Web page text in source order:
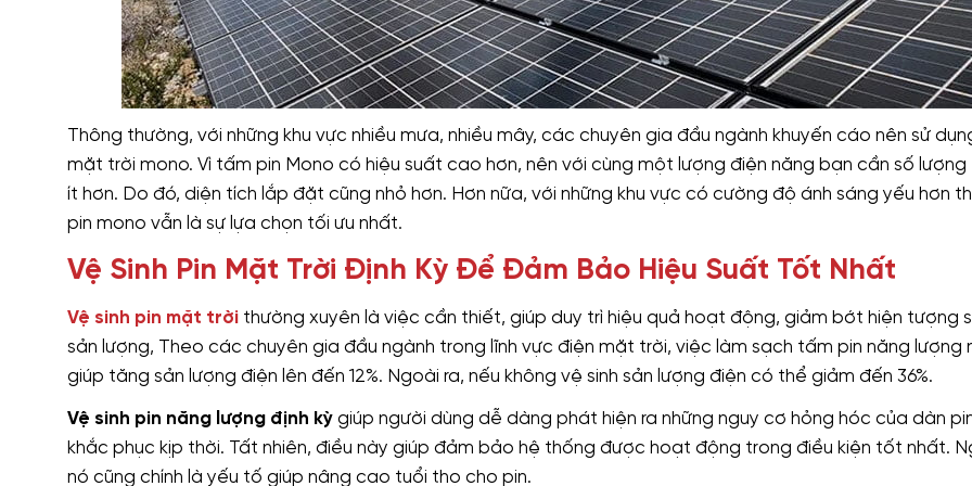
Thông thường, với những khu vực nhiều mưa, nhiều mây, các chuyên gia đầu ngành khuyến cáo nên sử
mặt trời mono. Vì tấm pin Mono có hiệu suất cao hơn, nên với cùng một lượng điện năng bạn cần số
ít hơn. Do đó, diện tích lắp đặt cũng nhỏ hơn. Hơn nữa, với những khu vực có cường độ ánh sáng yếu hơn
pin mono vẫn là sự lựa chọn tối ưu nhất.
Vệ Sinh Pin Mặt Trời Định Kỳ Để Đảm Bảo Hiệu Suất Tốt Nhất
Vệ sinh pin mặt trời thường xuyên là việc cần thiết, giúp duy trì hiệu quả hoạt động, giảm bớt hiện tượng
sản lượng, Theo các chuyên gia đầu ngành trong lĩnh vực điện mặt trời, việc làm sạch tấm pin năng lượng
giúp tăng sản lượng điện lên đến 12%. Ngoài ra, nếu không vệ sinh sản lượng điện có thể giảm đến 36%.
Vệ sinh pin năng lượng định kỳ giúp người dùng dễ dàng phát hiện ra những nguy cơ hỏng hóc của dàn
khắc phục kịp thời. Tất nhiên, điều này giúp đảm bảo hệ thống được hoạt động trong điều kiện tốt nhất.
nó cũng chính là yếu tố giúp nâng cao tuổi thọ cho pin.